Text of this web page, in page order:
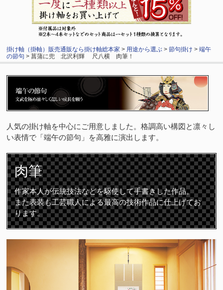
掛け軸（掛軸）販売通販なら掛け軸総本家 > 用途から選ぶ >節句掛け >端午
の節句 > 菖蒲に兜 北沢利輝 尺八横 肉筆！
人気の掛け軸を中心にご用意しました。格調高い構図と凛々し
い表情で「端午の節句」を高雅に演出します。
肉筆
作家本人が伝統技法などを駆使して手書きした作品。
また表装も工芸職人による最高の技術作品に仕上げてお
ります。